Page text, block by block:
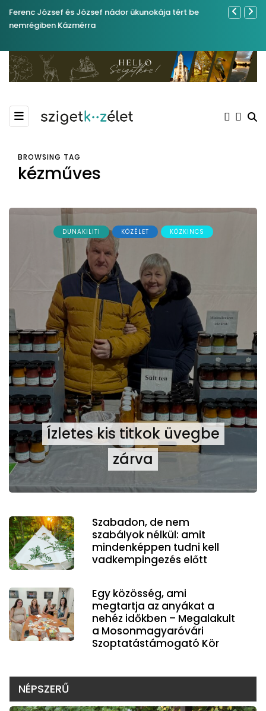
Ferenc József és József nádor ükunokája tért be
nemrégiben Kázmérra
Év
BROWSING TAG
kézműves
DUNAKILITI KÖZÉLET KÖZKINCS
Ízletes kis titkok üvegbe
zárva
Szabadon, de nem
szabályok nélkül: amit
mindenképpen tudni kell
vadkempingezés előtt
Egy közösség, ami
megtartja az anyákat a
nehéz időkben – Megalakult
a Mosonmagyaróvári
Szoptatástámogató Kör
NÉPSZERŰ